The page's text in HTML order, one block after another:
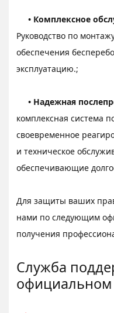
• Комплексное
Руководство по
обеспечения
эксплуатацию.;
• Надежная
комплексная система
своевременное
и техническое
обеспечивающие
Для защиты ваших
нами по следующим
получения
Служба
официальном